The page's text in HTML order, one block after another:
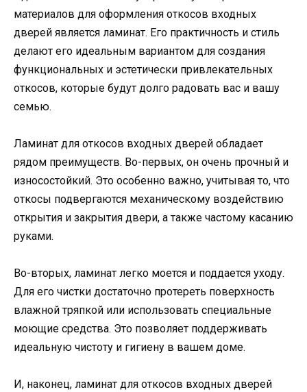
материалов для оформления откосов входных
дверей является ламинат. Его практичность и стиль
делают его идеальным вариантом для создания
функциональных и эстетически привлекательных
откосов, которые будут долго радовать вас и вашу
семью.
Ламинат для откосов входных дверей обладает
рядом преимуществ. Во-первых, он очень прочный и
износостойкий. Это особенно важно, учитывая то, что
откосы подвергаются механическому воздействию
открытия и закрытия двери, а также частому касанию
руками.
Во-вторых, ламинат легко моется и поддается уходу.
Для его чистки достаточно протереть поверхность
влажной тряпкой или использовать специальные
моющие средства. Это позволяет поддерживать
идеальную чистоту и гигиену в вашем доме.
И, наконец, ламинат для откосов входных дверей